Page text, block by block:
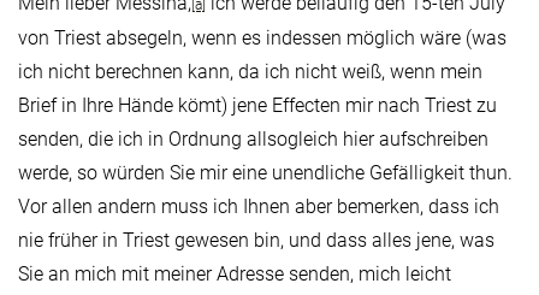
[a]
von Triest absegeln, wenn es indessen möglich wäre (was
ich nicht berechnen kann, da ich nicht weiß, wenn mein
Brief in Ihre Hände kömt) jene Effecten mir nach Triest zu
senden, die ich in Ordnung allsogleich hier aufschreiben
werde, so würden Sie mir eine unendliche Gefälligkeit thun.
Vor allen andern muss ich Ihnen aber bemerken, dass ich
nie früher in Triest gewesen bin, und dass alles jene, was
Sie an mich mit meiner Adresse senden, mich leicht